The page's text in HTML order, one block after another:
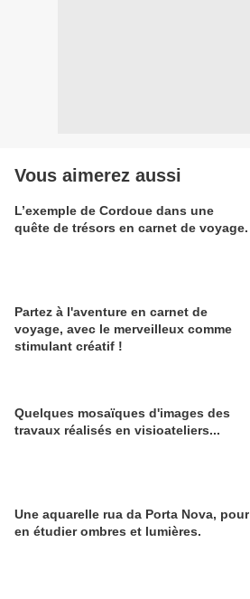
Vous aimerez aussi
L’exemple de Cordoue dans une
quête de trésors en carnet de voyage.
Partez à l'aventure en carnet de
voyage, avec le merveilleux comme
stimulant créatif !
Quelques mosaïques d'images des
travaux réalisés en visioateliers...
Une aquarelle rua da Porta Nova, pour
en étudier ombres et lumières.